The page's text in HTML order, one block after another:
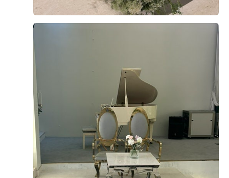
2026-05-06 104명 읽음
웨딩홀 결정할때 주차,위치,음식,가격,홀이쁜거 봤는데 전
부 다 육각형이라 당일 계약해버렸네요🥹 무엇보다 음식종
류가 한식,중식,일식,디저트,음료 등 다양해서 사진을 전부
못올리는게 아쉬울따름ㅠ 요리사인 남동생과 먹방유튜버